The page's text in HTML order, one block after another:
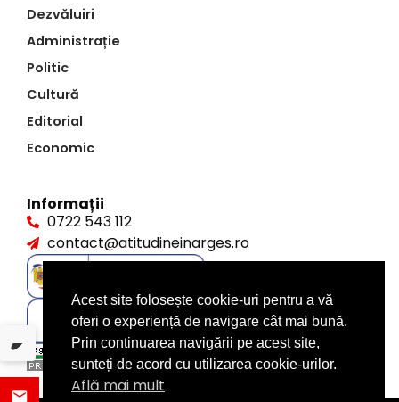
Dezvăluiri
Administrație
Politic
Cultură
Editorial
Economic
Informații
0722 543 112
contact@atitudineinarges.ro
Acest site folosește cookie-uri pentru a vă
oferi o experiență de navigare cât mai bună.
Prin continuarea navigării pe acest site,
sunteți de acord cu utilizarea cookie-urilor.
Află mai mult